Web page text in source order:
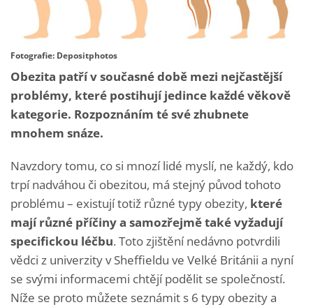
Fotografie: Depositphotos
Obezita patří v současné době mezi nejčastější
problémy, které postihují jedince každé věkově
kategorie. Rozpoznáním té své zhubnete
mnohem snáze.
Navzdory tomu, co si mnozí lidé myslí, ne každý, kdo
trpí nadváhou či obezitou, má stejný původ tohoto
problému – existují totiž různé typy obezity, které
mají různé příčiny a samozřejmě také vyžadují
specifickou léčbu. Toto zjištění nedávno potvrdili
vědci z univerzity v Sheffieldu ve Velké Británii a nyní
se svými informacemi chtějí podělit se společností.
Níže se proto můžete seznámit s 6 typy obezity a